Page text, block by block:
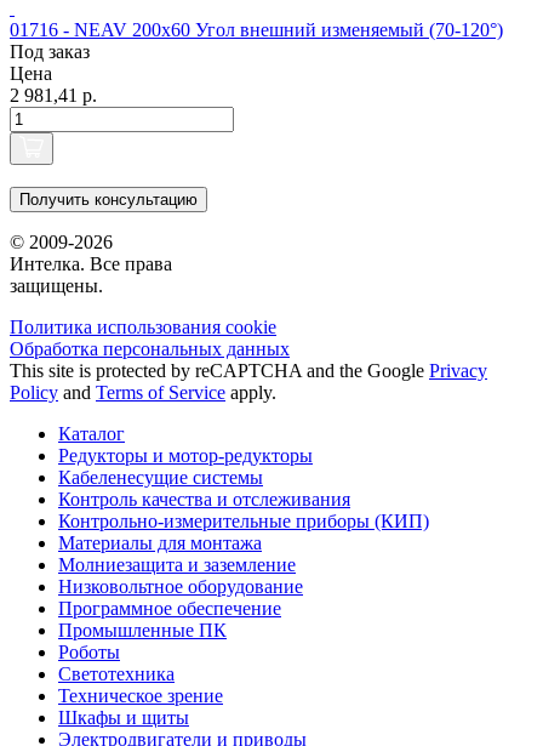
01716 - NEAV 200x60 Угол внешний изменяемый (70-120°)
Под заказ
Цена
2 981,41 р.
Получить консультацию
© 2009-2026
Интелка. Все права
защищены.
Политика использования сookie
Обработка персональных данных
This site is protected by reCAPTCHA and the Google Privacy
Policy and Terms of Service apply.
Каталог
Редукторы и мотор-редукторы
Кабеленесущие системы
Контроль качества и отслеживания
Контрольно-измерительные приборы (КИП)
Материалы для монтажа
Молниезащита и заземление
Низковольтное оборудование
Программное обеспечение
Промышленные ПК
Роботы
Светотехника
Техническое зрение
Шкафы и щиты
Электродвигатели и приводы